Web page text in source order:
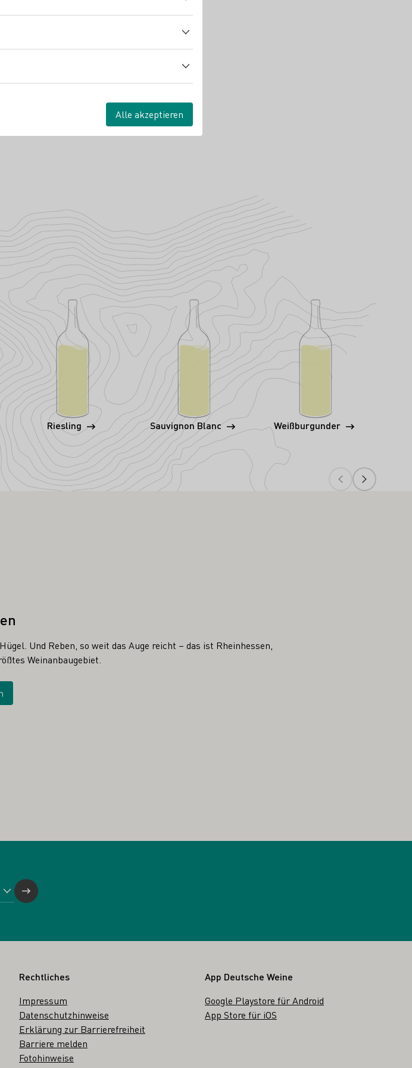
Riesling Sauvignon Blanc Weißburgunder
Und Reben, so weit das Auge reicht – das ist Rheinhessen,
Weinanbaugebiet.
Rechtliches
Impressum
Datenschutzhinweise
Erklärung zur Barrierefreiheit
Barriere melden
Fotohinweise
Alle akzeptieren
App Deutsche Weine
Google Playstore für Android
App Store für iOS